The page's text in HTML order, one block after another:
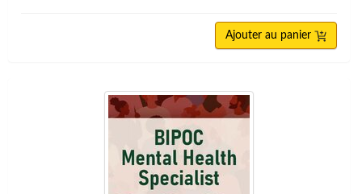
Ajouter au panier